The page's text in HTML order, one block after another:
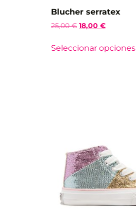
Blucher serratex
25,00€ 18,00 €
Seleccionar opciones